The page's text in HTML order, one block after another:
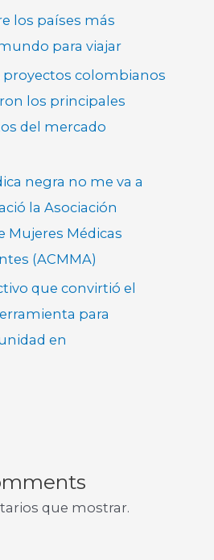
los países más
para viajar
proyectos colombianos
los principales
del mercado
negra no me va a
la Asociación
Mujeres Médicas
(ACMMA)
que convirtió el
para
en
que mostrar.